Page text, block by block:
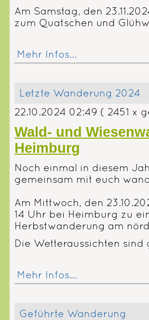
Am Samstag, den
zum Quatschen und
Mehr Infos...
Letzte Wanderung 2024
22.10.2024 02:49 ( 2451 x
Wald- und
Heimburg
Noch einmal in diesem
gemeinsam mit euch
Am Mittwoch, den
14 Uhr bei Heimburg zu
Herbstwanderung am
Die Wetteraussichten sind
Mehr Infos...
Geführte Wanderung